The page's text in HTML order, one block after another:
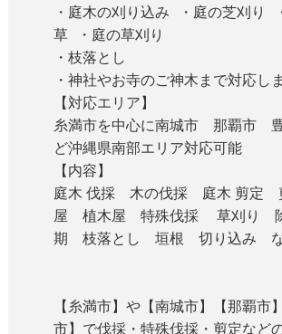
・庭木の刈り込み ・庭の芝刈り
草 ・庭の草刈り
・枝落とし
・神社やお寺のご神木まで対応し
【対応エリア】
糸満市を中心に南城市 那覇市
ど沖縄県南部エリア対応可能
【内容】
庭木 伐採 木の伐採 庭木 剪定
屋 植木屋 特殊伐採 草刈り
期 枝落とし 垣根 切り込み
【糸満市】や【南城市】【那覇市
市】で伐採・特殊伐採・剪定など